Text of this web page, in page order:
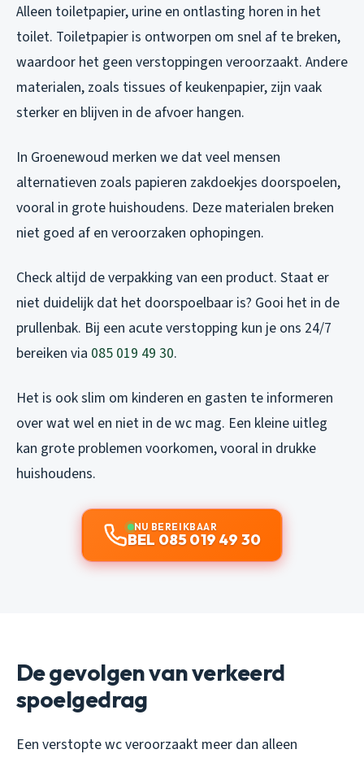
Alleen toiletpapier, urine en ontlasting horen in het
toilet. Toiletpapier is ontworpen om snel af te breken,
waardoor het geen verstoppingen veroorzaakt. Andere
materialen, zoals tissues of keukenpapier, zijn vaak
sterker en blijven in de afvoer hangen.
In Groenewoud merken we dat veel mensen
alternatieven zoals papieren zakdoekjes doorspoelen,
vooral in grote huishoudens. Deze materialen breken
niet goed af en veroorzaken ophopingen.
Check altijd de verpakking van een product. Staat er
niet duidelijk dat het doorspoelbaar is? Gooi het in de
prullenbak. Bij een acute verstopping kun je ons 24/7
bereiken via 085 019 49 30.
Het is ook slim om kinderen en gasten te informeren
over wat wel en niet in de wc mag. Een kleine uitleg
kan grote problemen voorkomen, vooral in drukke
huishoudens.
NU BEREIKBAAR
BEL 085 019 49 30
De gevolgen van verkeerd
spoelgedrag
Een verstopte wc veroorzaakt meer dan alleen